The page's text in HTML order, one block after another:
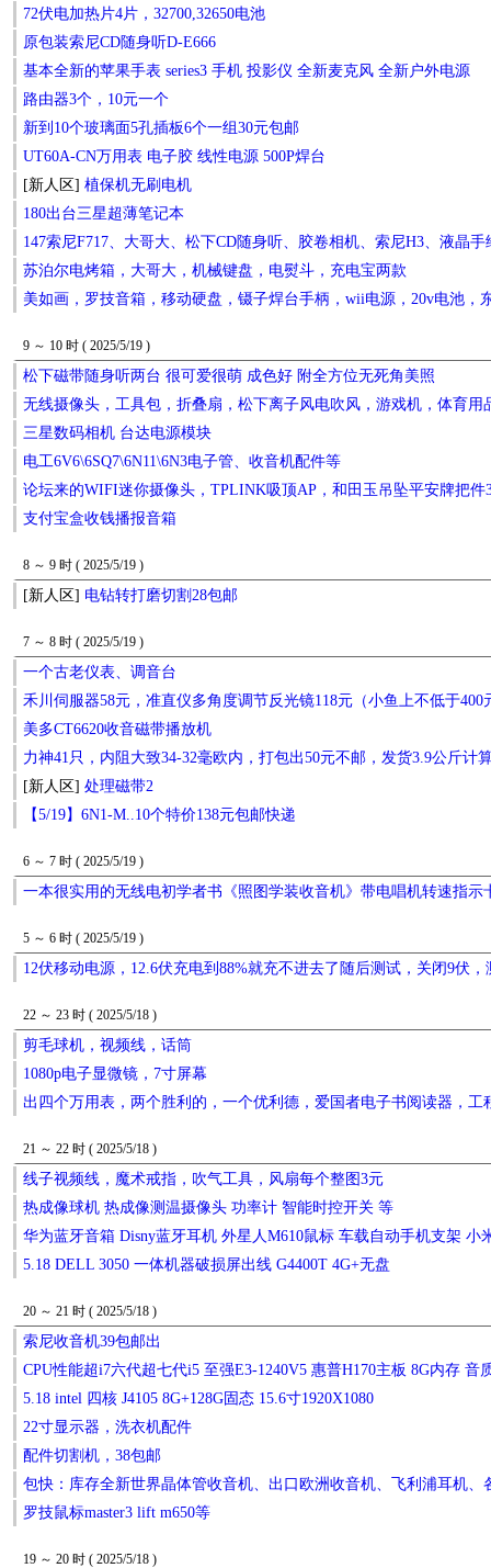
72伏电加热片4片，32700,32650电池
原包装索尼CD随身听D-E666
基本全新的苹果手表 series3 手机 投影仪 全新麦克风 全新户外电源
路由器3个，10元一个
新到10个玻璃面5孔插板6个一组30元包邮
UT60A-CN万用表 电子胶 线性电源 500P焊台
[新人区] 植保机无刷电机
180出台三星超薄笔记本
147索尼F717、大哥大、松下CD随身听、胶卷相机、索尼H3、液晶
苏泊尔电烤箱，大哥大，机械键盘，电熨斗，充电宝两款
美如画，罗技音箱，移动硬盘，镊子焊台手柄，wii电源，20v电池，
9 ～ 10 时 ( 2025/5/19 )
松下磁带随身听两台 很可爱很萌 成色好 附全方位无死角美照
无线摄像头，工具包，折叠扇，松下离子风电吹风，游戏机，体育用
三星数码相机 台达电源模块
电工6V6\6SQ7\6N11\6N3电子管、收音机配件等
论坛来的WIFI迷你摄像头，TPLINK吸顶AP，和田玉吊坠平安牌把
支付宝盒收钱播报音箱
8 ～ 9 时 ( 2025/5/19 )
[新人区] 电钻转打磨切割28包邮
7 ～ 8 时 ( 2025/5/19 )
一个古老仪表、调音台
禾川伺服器58元，准直仪多角度调节反光镜118元（小鱼上不低于400
美多CT6620收音磁带播放机
力神41只，内阻大致34-32毫欧内，打包出50元不邮，发货3.9公斤计
[新人区] 处理磁带2
【5/19】6N1-M..10个特价138元包邮快递
6 ～ 7 时 ( 2025/5/19 )
一本很实用的无线电初学者书《照图学装收音机》带电唱机转速指示
5 ～ 6 时 ( 2025/5/19 )
12伏移动电源，12.6伏充电到88%就充不进去了随后测试，关闭9伏
22 ～ 23 时 ( 2025/5/18 )
剪毛球机，视频线，话筒
1080p电子显微镜，7寸屏幕
出四个万用表，两个胜利的，一个优利德，爱国者电子书阅读器，
21 ～ 22 时 ( 2025/5/18 )
线子视频线，魔术戒指，吹气工具，风扇每个整图3元
热成像球机 热成像测温摄像头 功率计 智能时控开关 等
华为蓝牙音箱 Disny蓝牙耳机 外星人M610鼠标 车载自动手机支架 小
5.18 DELL 3050 一体机器破损屏出线 G4400T 4G+无盘
20 ～ 21 时 ( 2025/5/18 )
索尼收音机39包邮出
CPU性能超i7六代超七代i5 至强E3-1240V5 惠普H170主板 8G内存
5.18 intel 四核 J4105 8G+128G固态 15.6寸1920X1080
22寸显示器，洗衣机配件
配件切割机，38包邮
包快：库存全新世界晶体管收音机、出口欧洲收音机、飞利浦耳机
罗技鼠标master3 lift m650等
19 ～ 20 时 ( 2025/5/18 )